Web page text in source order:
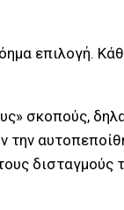
επιλογή.
σκοπούς,
την
δισταγμούς